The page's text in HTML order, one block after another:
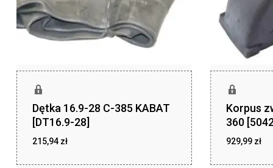
Dętka 16.9-28 C-385 KABAT
[DT16.9-28]
215,94 zł
Korpus
360
929,99 zł